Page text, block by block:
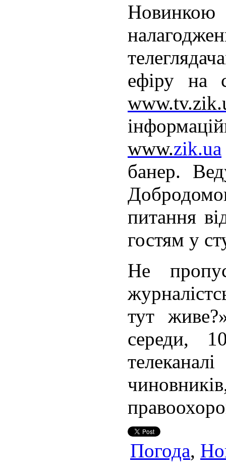
ефіру на
www.zik.ua
банер.
питання
гостям у
Не
тут
середи,
Погода,